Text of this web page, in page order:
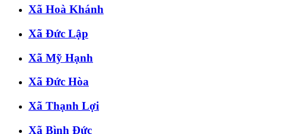
Xã Hoà Khánh
Xã Đức Lập
Xã Mỹ Hạnh
Xã Đức Hòa
Xã Thạnh Lợi
Xã Bình Đức